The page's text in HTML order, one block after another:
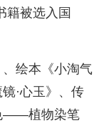
籍被选入国
绘本《小淘气
·心玉》、传
——植物染笔